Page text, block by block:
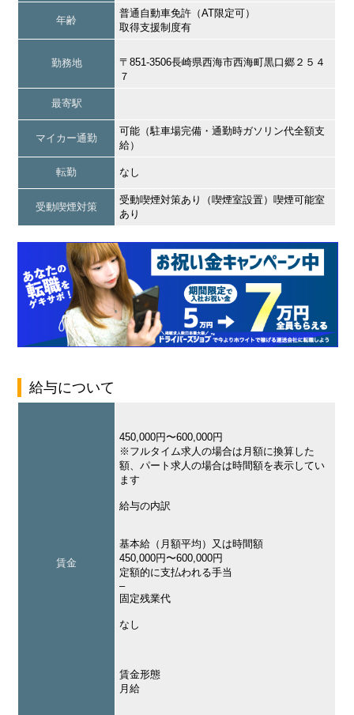
年齢
普通自動車免許（AT限定可）
取得支援制度有
勤務地
〒851-3506長崎県西海市西海町黒口郷２５４
７
最寄駅
マイカー通勤
可能（駐車場完備・通勤時ガソリン代全額支
給）
転勤 なし
受動喫煙対策
受動喫煙対策あり（喫煙室設置）喫煙可能室
あり
給与について
賃金
450,000円〜600,000円
※フルタイム求人の場合は月額に換算した
額、パート求人の場合は時間額を表示してい
ます
給与の内訳
基本給（月額平均）又は時間額
450,000円〜600,000円
定額的に支払われる手当
–
固定残業代
なし
賃金形態
月給